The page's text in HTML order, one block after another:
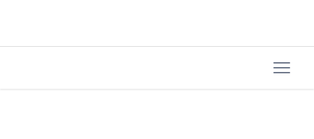
ônibus